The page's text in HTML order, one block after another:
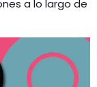
a lo largo de